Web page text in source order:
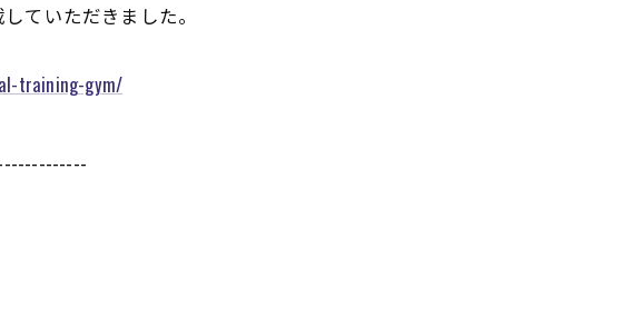
ていただきました。
training-gym/